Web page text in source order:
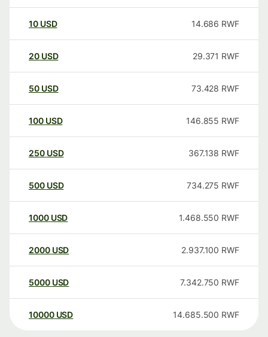
10 USD 14.686 RWF
20 USD 29.371 RWF
50 USD 73.428 RWF
100 USD 146.855 RWF
250 USD 367.138 RWF
500 USD 734.275 RWF
1000 USD 1.468.550 RWF
2000 USD 2.937.100 RWF
5000 USD 7.342.750 RWF
10000 USD 14.685.500 RWF